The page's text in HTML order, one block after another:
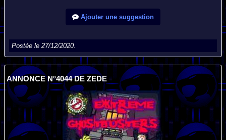
Ajouter une suggestion
Postée le 27/12/2020.
ANNONCE N°4044 DE ZEDE